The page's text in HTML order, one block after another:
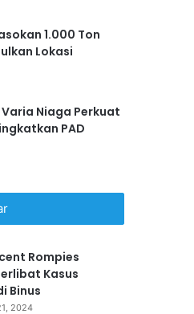
1.000 Ton
Lokasi
Niaga Perkuat
PAD
Rompies
Kasus
Binus
2024